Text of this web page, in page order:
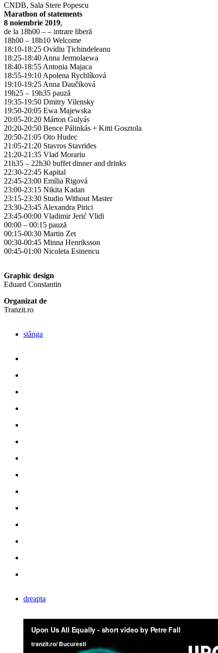
CNDB, Sala Stere Popescu
Marathon of statements
8 noiembrie 2019,
de la 18h00 – – intrare liberă
18h00 – 18h10 Welcome
18:10-18:25 Ovidiu Țichindeleanu
18:25-18:40 Anna Jermolaewa
18:40-18:55 Antonia Majaca
18:55-19:10 Apolena Rychlíková
19:10-19:25 Anna Daučíková
19h25 – 19h35 pauză
19:35-19:50 Dmitry Vilensky
19:50-20:05 Ewa Majewska
20:05-20:20 Márton Gulyás
20:20-20:50 Bence Pálinkás + Kitti Gosztola
20:50-21:05 Oto Hudec
21:05-21:20 Stavros Stavrides
21:20-21:35 Vlad Morariu
21h35 – 22h30 buffet dinner and drinks
22:30-22:45 Kapital
22:45-23:00 Emília Rigová
23:00-23:15 Nikita Kadan
23:15-23:30 Studio Without Master
23:30-23:45 Alexandra Pirici
23:45-00:00 Vladimir Jerić Vlidi
00:00 – 00:15 pauză
00:15-00:30 Martin Zet
00:30-00:45 Minna Henriksson
00:45-01:00 Nicoleta Esinencu
Graphic design
Eduard Constantin
Organizat de
Tranzit.ro
stânga
dreapta